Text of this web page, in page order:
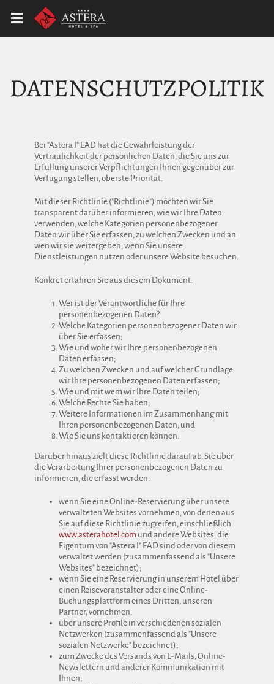
DATENSCHUTZPOLITIK
Bei "Astera I" EAD hat die Gewährleistung der
Vertraulichkeit der persönlichen Daten, die Sie uns zur
Erfüllung unserer Verpflichtungen Ihnen gegenüber zur
Verfügung stellen, oberste Priorität.
Mit dieser Richtlinie ("Richtlinie") möchten wir Sie
transparent darüber informieren, wie wir Ihre Daten
verwenden, welche Kategorien personenbezogener
Daten wir über Sie erfassen, zu welchen Zwecken und an
wen wir sie weitergeben, wenn Sie unsere
Dienstleistungen nutzen oder unsere Website besuchen.
Konkret erfahren Sie aus diesem Dokument:
Wer ist der Verantwortliche für Ihre
personenbezogenen Daten?
Welche Kategorien personenbezogener Daten wir
über Sie erfassen;
Wie und woher wir Ihre personenbezogenen
Daten erfassen;
Zu welchen Zwecken und auf welcher Grundlage
wir Ihre personenbezogenen Daten erfassen;
Wie und mit wem wir Ihre Daten teilen;
Welche Rechte Sie haben;
Weitere Informationen im Zusammenhang mit
Ihren personenbezogenen Daten; und
Wie Sie uns kontaktieren können.
Darüber hinaus zielt diese Richtlinie darauf ab, Sie über
die Verarbeitung Ihrer personenbezogenen Daten zu
informieren, die erfasst werden:
wenn Sie eine Online-Reservierung über unsere
verwalteten Websites vornehmen, von denen aus
Sie auf diese Richtlinie zugreifen, einschließlich
www.asterahotel.com und andere Websites, die
Eigentum von "Astera I" EAD sind oder von diesem
verwaltet werden (zusammenfassend als "Unsere
Websites" bezeichnet);
wenn Sie eine Reservierung in unserem Hotel über
einen Reiseveranstalter oder eine Online-
Buchungsplattform eines Dritten, unseren
Partner, vornehmen;
über unsere Profile in verschiedenen sozialen
Netzwerken (zusammenfassend als "Unsere
sozialen Netzwerke" bezeichnet);
zum Zwecke des Versands von E-Mails, Online-
Newslettern und anderer Kommunikation mit
Ihnen;